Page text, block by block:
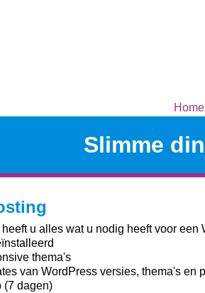
Home
Slimme
u alles wat u nodig heeft voor een
thema's
van WordPress versies, thema's en
(7 dagen)